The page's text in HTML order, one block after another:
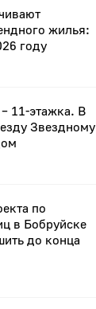
жилья:
году
11-этажка. В
Звездному
по
в Бобруйске
до конца